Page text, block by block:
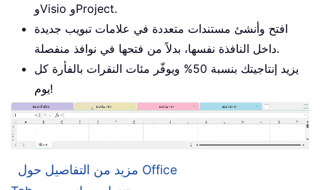
وVisio وProject.
افتح وأنشئ مستندات متعددة في علامات تبويب جديدة
داخل النافذة نفسها، بدلاً من فتحها في نوافذ منفصلة.
يزيد إنتاجيتك بنسبة 50% ويوفّر مئات النقرات بالفأرة كل
يوم!
مزيد من التفاصيل حول Office